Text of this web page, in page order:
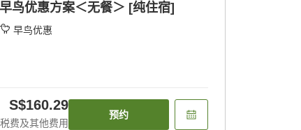
鸟优惠方案＜无餐＞ [纯住宿]
早鸟优惠
S$160.29
费及其他费用
预约